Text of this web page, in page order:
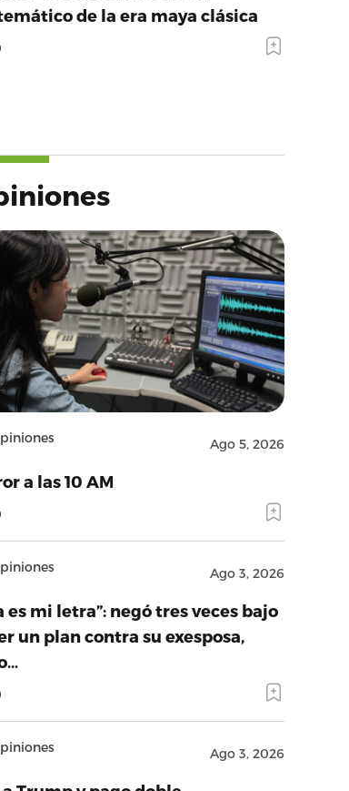
de la era maya clásica
Ago 5, 2026
a las 10 AM
Ago 3, 2026
es mi letra”: negó tres veces bajo
un plan contra su exesposa,
Ago 3, 2026